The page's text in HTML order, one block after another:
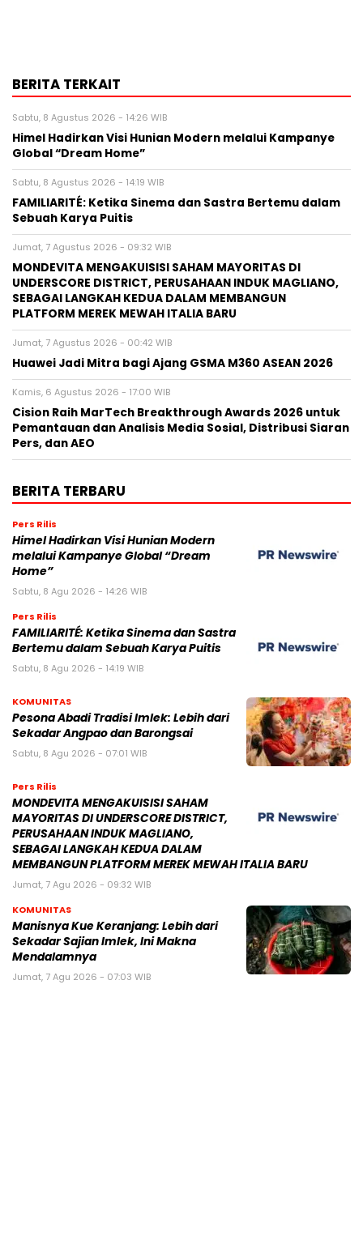
BERITA TERKAIT
Sabtu, 8 Agustus 2026 - 14:26 WIB
Himel Hadirkan Visi Hunian Modern melalui Kampanye
Global “Dream Home”
Sabtu, 8 Agustus 2026 - 14:19 WIB
FAMILIARITÉ: Ketika Sinema dan Sastra Bertemu dalam
Sebuah Karya Puitis
Jumat, 7 Agustus 2026 - 09:32 WIB
MONDEVITA MENGAKUISISI SAHAM MAYORITAS DI
UNDERSCORE DISTRICT, PERUSAHAAN INDUK MAGLIANO,
SEBAGAI LANGKAH KEDUA DALAM MEMBANGUN
PLATFORM MEREK MEWAH ITALIA BARU
Jumat, 7 Agustus 2026 - 00:42 WIB
Huawei Jadi Mitra bagi Ajang GSMA M360 ASEAN 2026
Kamis, 6 Agustus 2026 - 17:00 WIB
Cision Raih MarTech Breakthrough Awards 2026 untuk
Pemantauan dan Analisis Media Sosial, Distribusi Siaran
Pers, dan AEO
BERITA TERBARU
Pers Rilis
Himel Hadirkan Visi Hunian Modern
melalui Kampanye Global “Dream
Home”
Sabtu, 8 Agu 2026 - 14:26 WIB
Pers Rilis
FAMILIARITÉ: Ketika Sinema dan Sastra
Bertemu dalam Sebuah Karya Puitis
Sabtu, 8 Agu 2026 - 14:19 WIB
KOMUNITAS
Pesona Abadi Tradisi Imlek: Lebih dari
Sekadar Angpao dan Barongsai
Sabtu, 8 Agu 2026 - 07:01 WIB
Pers Rilis
MONDEVITA MENGAKUISISI SAHAM
MAYORITAS DI UNDERSCORE DISTRICT,
PERUSAHAAN INDUK MAGLIANO,
SEBAGAI LANGKAH KEDUA DALAM
MEMBANGUN PLATFORM MEREK MEWAH ITALIA BARU
Jumat, 7 Agu 2026 - 09:32 WIB
KOMUNITAS
Manisnya Kue Keranjang: Lebih dari
Sekadar Sajian Imlek, Ini Makna
Mendalamnya
Jumat, 7 Agu 2026 - 07:03 WIB